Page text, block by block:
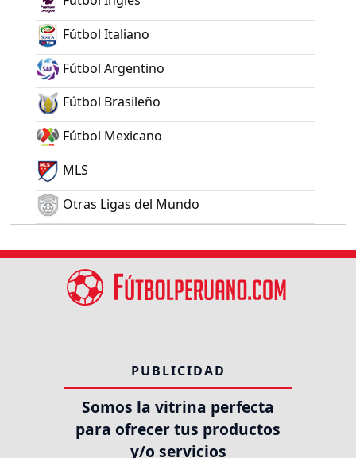
Fútbol Italiano
Fútbol Argentino
Fútbol Brasileño
Fútbol Mexicano
MLS
Otras Ligas del Mundo
PUBLICIDAD
Somos la vitrina perfecta
para ofrecer tus productos
y/o servicios